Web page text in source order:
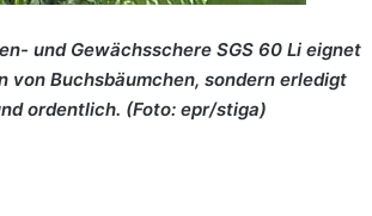
und Gewächsschere SGS 60 Li eignet
von Buchsbäumchen, sondern erledigt
ordentlich. (Foto: epr/stiga)